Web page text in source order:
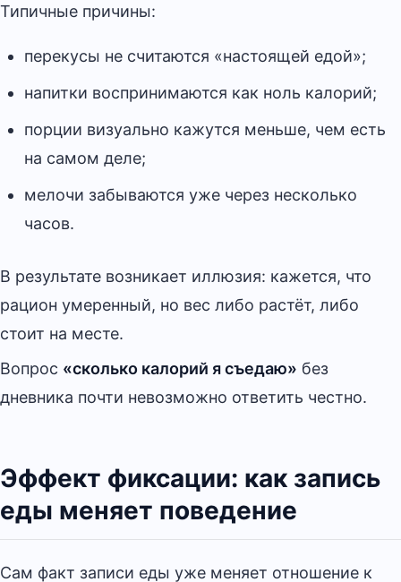
Типичные причины:
перекусы не считаются «настоящей едой»;
напитки воспринимаются как ноль калорий;
порции визуально кажутся меньше, чем есть
на самом деле;
мелочи забываются уже через несколько
часов.
В результате возникает иллюзия: кажется, что
рацион умеренный, но вес либо растёт, либо
стоит на месте.
Вопрос «сколько калорий я съедаю» без
дневника почти невозможно ответить честно.
Эффект фиксации: как запись
еды меняет поведение
Сам факт записи еды уже меняет отношение к